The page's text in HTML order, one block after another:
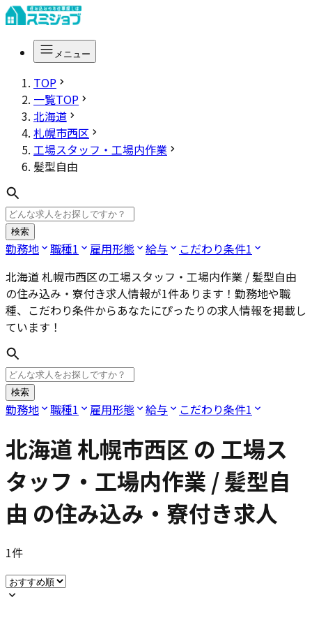
メニュー
TOP
一覧TOP
北海道
札幌市西区
工場スタッフ・工場内作業
髪型自由
検索
勤務地 職種1 雇用形態 給与 こだわり条件1
北海道 札幌市西区の工場スタッフ・工場内作業 / 髪型自由
の住み込み・寮付き求人情報が1件あります！勤務地や職
種、こだわり条件からあなたにぴったりの求人情報を掲載し
ています！
検索
勤務地 職種1 雇用形態 給与 こだわり条件1
北海道 札幌市西区 の 工場ス
タッフ・工場内作業 / 髪型自
由 の住み込み・寮付き求人
1件